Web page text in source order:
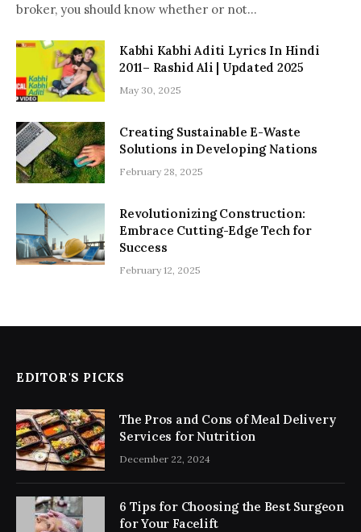
broker, you should know whether or not…
Kabhi Kabhi Aditi Lyrics In Hindi
2011– Rashid Ali | Updated 2025
May 30, 2025
Creating Sustainable E-Waste
Solutions in Developing Nations
February 28, 2025
Revolutionizing Construction:
Embrace Cutting-Edge Tech for
Success
February 12, 2025
EDITOR'S PICKS
The Pros and Cons of Meal Delivery
Services for Nutrition
December 22, 2024
6 Tips for Choosing the Best Surgeon
for Your Facelift